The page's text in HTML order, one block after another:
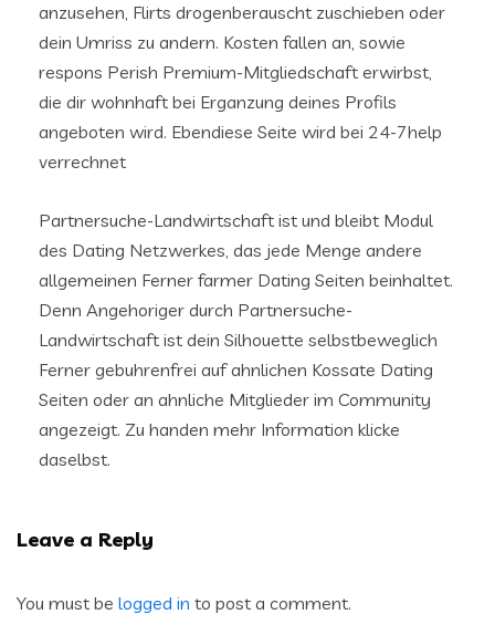
anzusehen, Flirts drogenberauscht zuschieben oder
dein Umriss zu andern. Kosten fallen an, sowie
respons Perish Premium-Mitgliedschaft erwirbst,
die dir wohnhaft bei Erganzung deines Profils
angeboten wird. Ebendiese Seite wird bei 24-7help
verrechnet
Partnersuche-Landwirtschaft ist und bleibt Modul
des Dating Netzwerkes, das jede Menge andere
allgemeinen Ferner farmer Dating Seiten beinhaltet.
Denn Angehoriger durch Partnersuche-
Landwirtschaft ist dein Silhouette selbstbeweglich
Ferner gebuhrenfrei auf ahnlichen Kossate Dating
Seiten oder an ahnliche Mitglieder im Community
angezeigt. Zu handen mehr Information klicke
daselbst.
Leave a Reply
You must be logged in to post a comment.